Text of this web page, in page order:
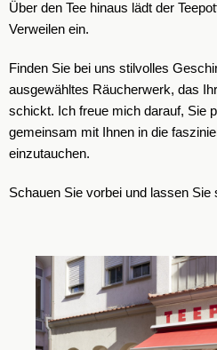
Über den Tee hinaus lädt der
Verweilen ein.
Finden Sie bei uns stilvolles
ausgewähltes Räucherwerk, das
schickt. Ich freue mich darauf, Sie
gemeinsam mit Ihnen in die
einzutauchen.
Schauen Sie vorbei und lassen Sie